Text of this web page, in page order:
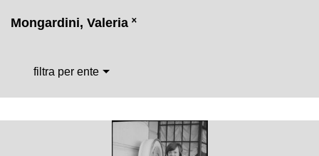
Mongardini, Valeria ˟
filtra per ente